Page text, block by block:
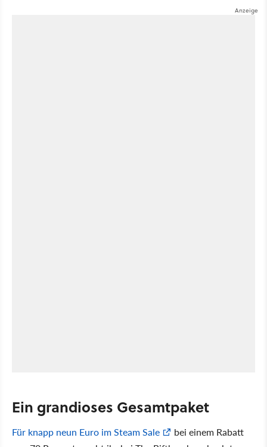
Ein grandioses Gesamtpaket
Für knapp neun Euro im Steam Sale
bei einem Rabatt